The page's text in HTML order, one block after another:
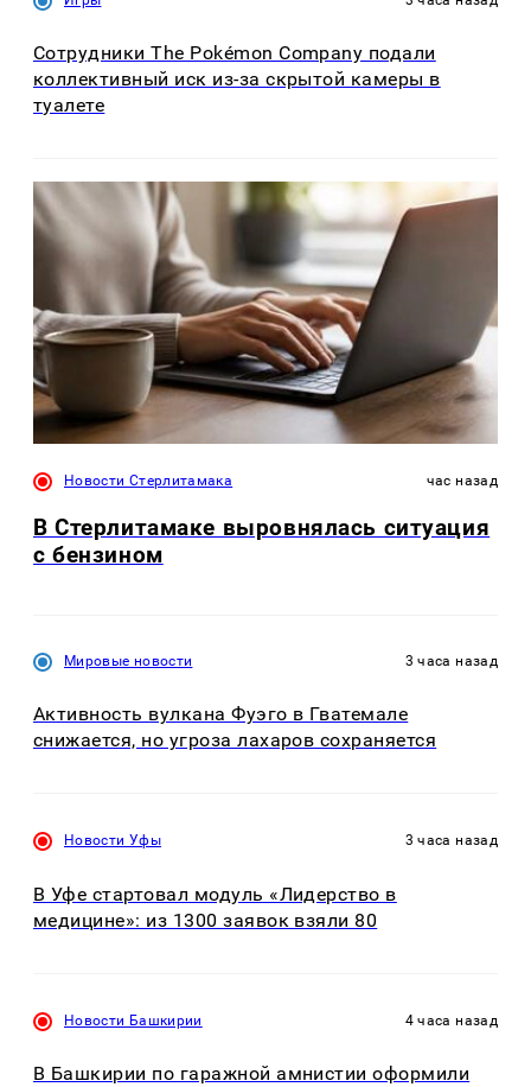
Сотрудники The Pokémon Company подали
коллективный иск из-за скрытой камеры в
туалете
Новости Стерлитамака час назад
В Стерлитамаке выровнялась ситуация
с бензином
Мировые новости 3 часа назад
Активность вулкана Фуэго в Гватемале
снижается, но угроза лахаров сохраняется
Новости Уфы 3 часа назад
В Уфе стартовал модуль «Лидерство в
медицине»: из 1300 заявок взяли 80
Новости Башкирии 4 часа назад
В Башкирии по гаражной амнистии оформили